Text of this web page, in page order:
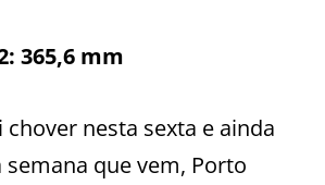
365,6 mm
chover nesta sexta e ainda
que vem, Porto